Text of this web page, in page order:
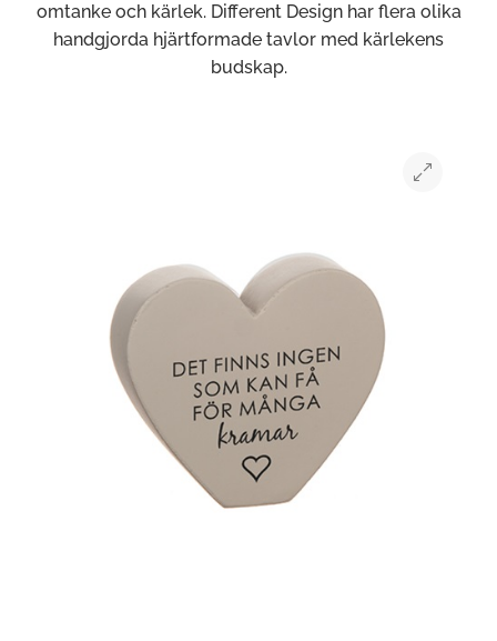
omtanke och kärlek. Different Design har flera olika
handgjorda hjärtformade tavlor med kärlekens
budskap.